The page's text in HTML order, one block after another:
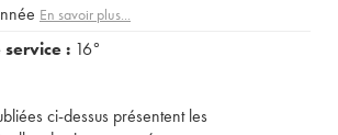
En savoir plus...
: 16°
ci-dessus présentent les